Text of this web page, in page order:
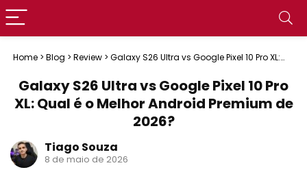
Home > Blog > Review > Galaxy S26 Ultra vs Google Pixel 10 Pro XL:
Galaxy S26 Ultra vs Google Pixel 10 Pro
XL: Qual é o Melhor Android Premium de
2026?
Tiago Souza
8 de maio de 2026